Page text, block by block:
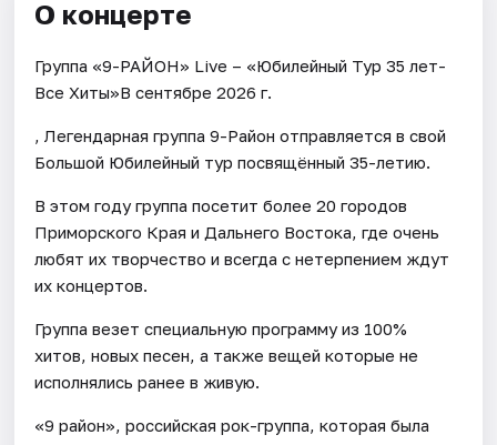
О концерте
Группа «9-РАЙОН» Live – «Юбилейный Тур 35 лет-
Все Хиты»В сентябре 2026 г.
, Легендарная группа 9-Район отправляется в свой
Большой Юбилейный тур посвящённый 35-летию.
В этом году группа посетит более 20 городов
Приморского Края и Дальнего Востока, где очень
любят их творчество и всегда с нетерпением ждут
их концертов.
Группа везет специальную программу из 100%
хитов, новых песен, а также вещей которые не
исполнялись ранее в живую.
«9 район», российская рок-группа, которая была